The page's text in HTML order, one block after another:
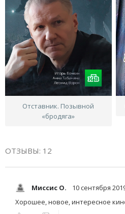
Отставник. Позывной
«бродяга»
ОТЗЫВЫ: 12
Миссис О.
10 сентября
Хорошее, новое, интересное